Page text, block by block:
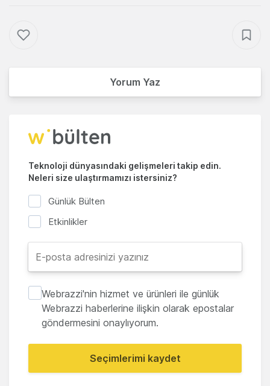
Yorum Yaz
Teknoloji dünyasındaki gelişmeleri takip edin.
Neleri size ulaştırmamızı istersiniz?
Günlük Bülten
Etkinlikler
Webrazzi'nin hizmet ve ürünleri ile günlük
Webrazzi haberlerine ilişkin olarak epostalar
göndermesini onaylıyorum.
Seçimlerimi kaydet